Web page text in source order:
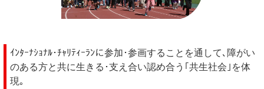
ｲﾝﾀｰﾅｼｮﾅﾙ･ﾁｬﾘﾃｨｰﾗﾝに参加･参画することを通して､障がい
のある方と共に生きる･支え合い認め合う｢共生社会｣を体
現｡